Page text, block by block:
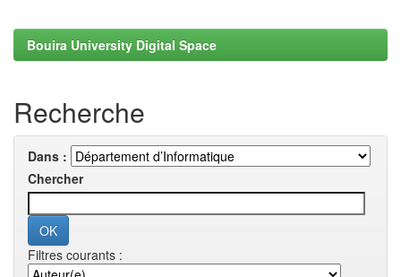
Bouira University Digital Space
Recherche
Dans :
Chercher
Filtres courants :